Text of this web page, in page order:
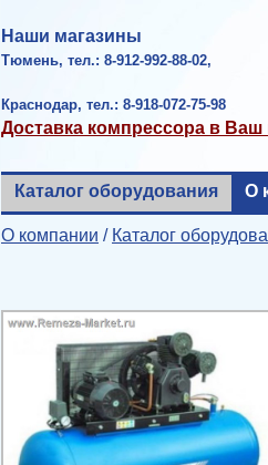
Наши магазины
Тюмень, тел.: 8-912-992-88-02,
Краснодар, тел.: 8-918-072-75-98
Доставка компрессора в Ваш
Каталог оборудования О
О компании / Каталог